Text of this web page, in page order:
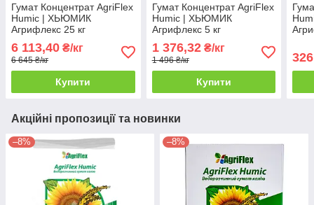
Гумат Концентрат AgriFlex
Humic | ХЬЮМИК
Агрифлекс 25 кг
6 113,40 ₴/кг
6 645 ₴/кг
Купити
Гумат Концентрат AgriFlex
Humic | ХЬЮМИК
Агрифлекс 5 кг
1 376,32₴/кг
1 496 ₴/кг
Купити
Акційні пропозиції та новинки
–8% –8%